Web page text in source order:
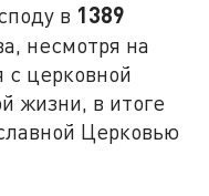
в 1389
несмотря на
с церковной
жизни, в итоге
Церковью